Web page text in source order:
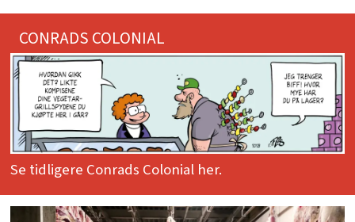
CONRADS COLONIAL
Se tidligere Conrads Colonial her.